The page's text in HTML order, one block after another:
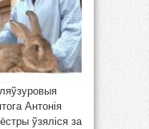
Антонія
ўзяліся за